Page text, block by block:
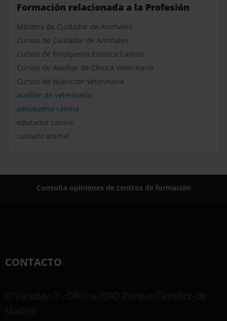
Formación relacionada a la Profesión
Másters de Cuidador de Animales
Cursos de Cuidador de Animales
Cursos de Peluqueria Estetica Canina
Cursos de Auxiliar de Clínica Veterinaria
Cursos de Nutrición Veterinaria
auxiliar de veterinaria
peluqueria canina
educador canino
cuidado animal
Consulta opiniones de centros de formación
CONTACTO
C/ Faraday, 7 - Oficina 004D Parque Científico de
Madrid